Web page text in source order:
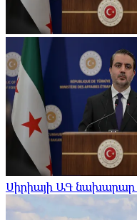
Սիրիայի ԱԳ նախարար